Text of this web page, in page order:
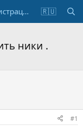
Регистрация 🇷🇺
ники .
#1